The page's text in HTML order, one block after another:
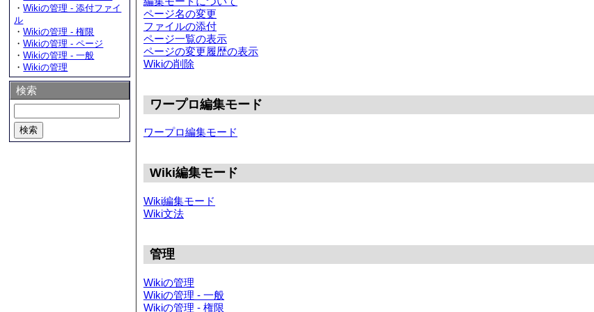
ページ名の変更
ファイルの添付
ページ一覧の表示
ページの変更履歴の表示
Wikiの削除
ワープロ編集モード
ワープロ編集モード
Wiki編集モード
Wiki編集モード
Wiki文法
管理
Wikiの管理
Wikiの管理 - 一般
Wikiの管理 - 権限
・Wikiの管理 - 添付ファイ
ル
・Wikiの管理 - 権限
・Wikiの管理 - ページ
・Wikiの管理 - 一般
・Wikiの管理
検索